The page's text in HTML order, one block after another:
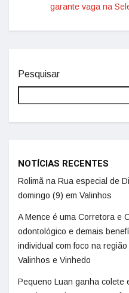
garante vaga na
Pesquisar
NOTÍCIAS RECENTES
Rolimã na Rua especial de
domingo (9) em Valinhos
A Mence é uma Corretora e
odontológico e demais
individual com foco na
Valinhos e Vinhedo
Pequeno Luan ganha colete